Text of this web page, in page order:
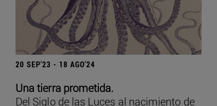
20 SEP'23 - 18 AGO'24
Una tierra prometida.
Del Siglo de las Luces al nacimiento de